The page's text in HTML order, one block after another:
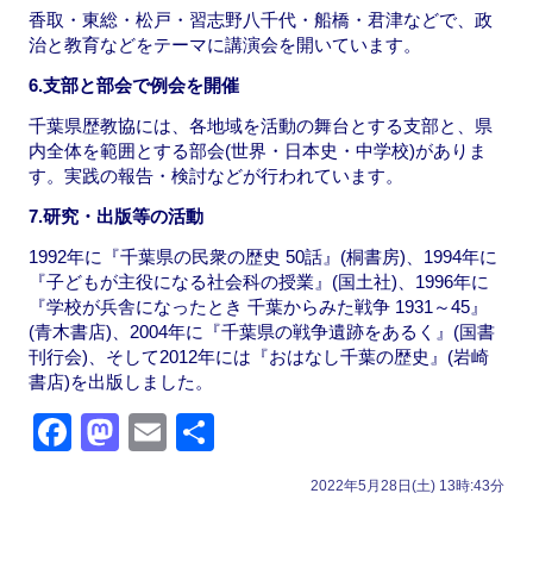
香取・東総・松戸・習志野八千代・船橋・君津などで、政
治と教育などをテーマに講演会を開いています。
6.支部と部会で例会を開催
千葉県歴教協には、各地域を活動の舞台とする支部と、県
内全体を範囲とする部会(世界・日本史・中学校)がありま
す。実践の報告・検討などが行われています。
7.研究・出版等の活動
1992年に『千葉県の民衆の歴史 50話』(桐書房)、1994年に
『子どもが主役になる社会科の授業』(国土社)、1996年に
『学校が兵舎になったとき 千葉からみた戦争 1931～45』
(青木書店)、2004年に『千葉県の戦争遺跡をあるく』(国書
刊行会)、そして2012年には『おはなし千葉の歴史』(岩崎
書店)を出版しました。
F
M
E
2022年5月28日(土) 13時:43分